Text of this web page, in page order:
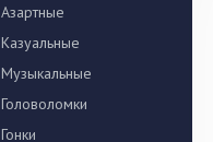
Азартные
Казуальные
Музыкальные
Головоломки
Гонки